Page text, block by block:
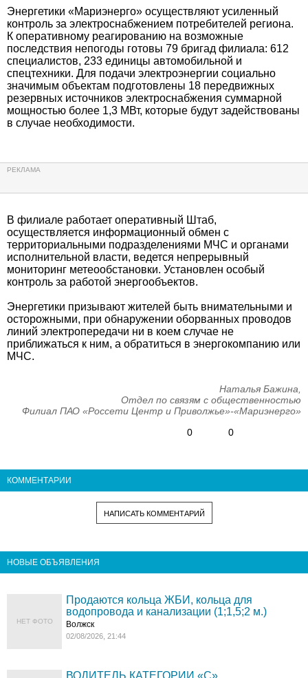
Энергетики «Мариэнерго» осуществляют усиленный
контроль за электроснабжением потребителей региона.
К оперативному реагированию на возможные
последствия непогоды готовы 79 бригад филиала: 612
специалистов, 233 единицы автомобильной и
спецтехники. Для подачи электроэнергии социально
значимым объектам подготовлены 18 передвижных
резервных источников электроснабжения суммарной
мощностью более 1,3 МВт, которые будут задействованы
в случае необходимости.
В филиале работает оперативный Штаб,
осуществляется информационный обмен с
территориальными подразделениями МЧС и органами
исполнительной власти, ведется непрерывный
мониторинг метеообстановки. Установлен особый
контроль за работой энергообъектов.
Энергетики призывают жителей быть внимательными и
осторожными, при обнаружении оборванных проводов
линий электропередачи ни в коем случае не
приближаться к ним, а обратиться в энергокомпанию или
МЧС.
Наталья Бажина,
Отдел по связям с общественностью
Филиал ПАО «Россети Центр и Приволжье»-«Мариэнерго»
0
0
КОММЕНТАРИИ
НАПИСАТЬ КОММЕНТАРИЙ
НОВЫЕ ОБЪЯВЛЕНИЯ
НЕТ ФОТО
Продаются кольца ЖБИ, кольца для
водопровода и канализации (1;1,5;2 м.)
Волжск
02/08/2026, 21:44